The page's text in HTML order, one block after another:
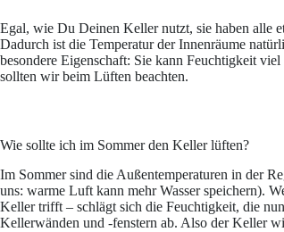
Egal, wie Du Deinen Keller nutzt, sie haben alle
Dadurch ist die Temperatur der Innenräume
besondere Eigenschaft: Sie kann Feuchtigkeit
sollten wir beim Lüften beachten.
Wie sollte ich im Sommer den Keller lüften?
Im Sommer sind die Außentemperaturen in der
uns: warme Luft kann mehr Wasser speichern).
Keller trifft – schlägt sich die Feuchtigkeit, die
Kellerwänden und -fenstern ab. Also der Keller